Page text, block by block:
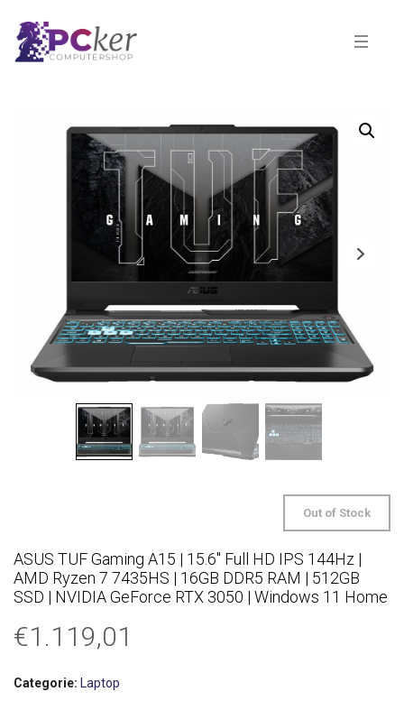
Out of Stock
ASUS TUF Gaming A15 | 15.6″ Full HD IPS 144Hz |
AMD Ryzen 7 7435HS | 16GB DDR5 RAM | 512GB
SSD | NVIDIA GeForce RTX 3050 | Windows 11 Home
€1.119,01
Categorie: Laptop